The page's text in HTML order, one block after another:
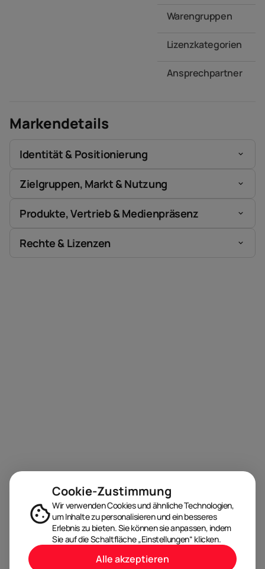
Warengruppen
- -
Lizenzkategorien
Ansprechpartner
Markendetails
Identität & Positionierung
Zielgruppen, Markt & Nutzung
Produkte, Vertrieb & Medienpräsenz
Rechte & Lizenzen
Cookie-Zustimmung
Wir verwenden Cookies und ähnliche Technologien,
um Inhalte zu personalisieren und ein besseres
Erlebnis zu bieten. Sie können sie anpassen, indem
Sie auf die Schaltfläche „Einstellungen“ klicken.
Alle akzeptieren